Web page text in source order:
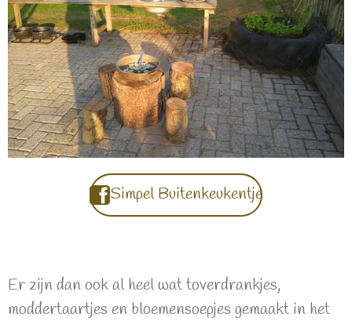
Simpel Buitenkeukentje
Er zijn dan ook al heel wat toverdrankjes,
moddertaartjes en bloemensoepjes gemaakt in het